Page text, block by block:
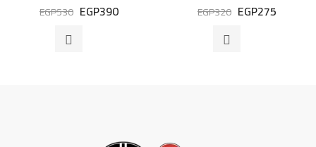
التقييمEGP275
EGP320
5.00من 5EGP390
EGP530